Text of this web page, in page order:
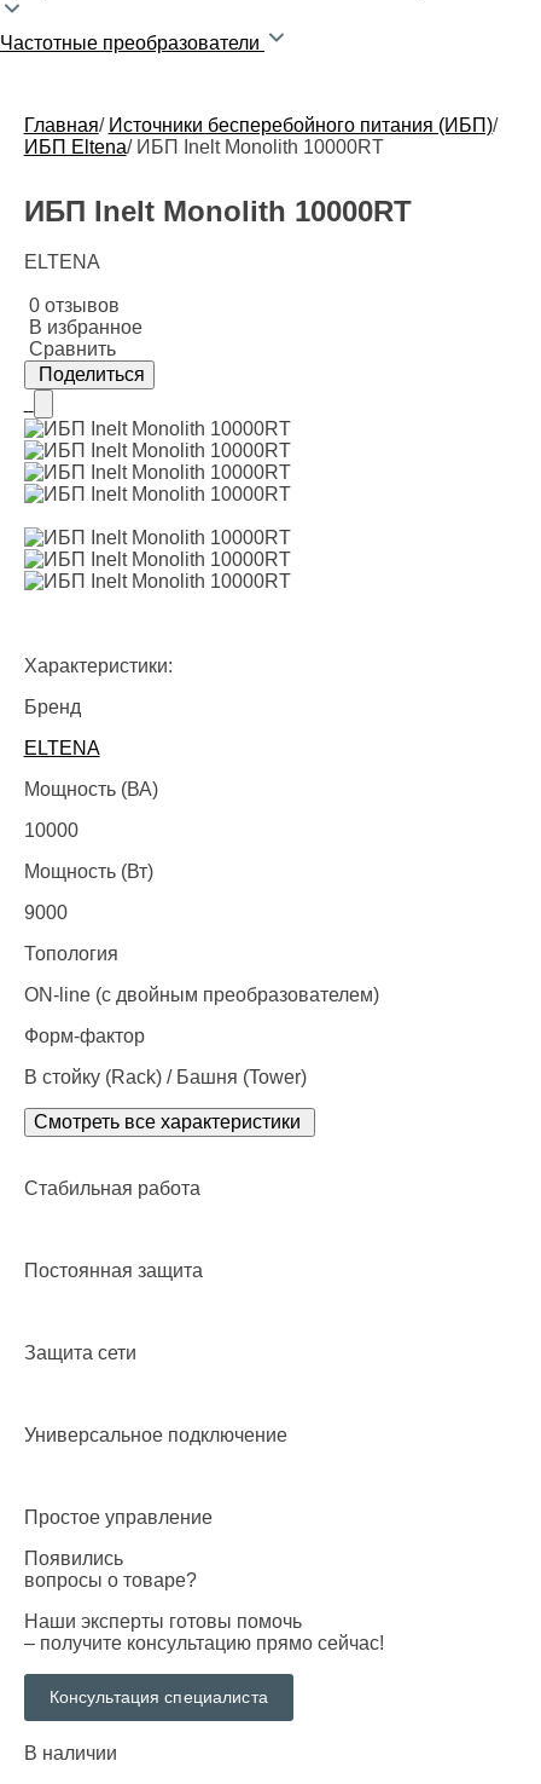
Частотные преобразователи
Главная/ Источники бесперебойного питания (ИБП)/
ИБП Eltena/ ИБП Inelt Monolith 10000RT
ИБП Inelt Monolith 10000RT
ELTENA
0 отзывов
В избранное
Сравнить
Поделиться
Характеристики:
Бренд
ELTENA
Мощность (ВА)
10000
Мощность (Вт)
9000
Топология
ON-line (с двойным преобразователем)
Форм-фактор
В стойку (Rack) / Башня (Tower)
Смотреть все характеристики
Стабильная работа
Постоянная защита
Защита сети
Универсальное подключение
Простое управление
Появились
вопросы о товаре?
Наши эксперты готовы помочь
– получите консультацию прямо сейчас!
Консультация специалиста
В наличии